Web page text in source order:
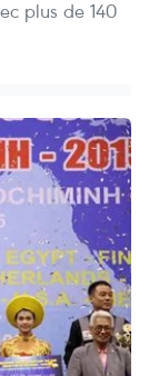
plus de 140